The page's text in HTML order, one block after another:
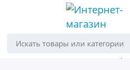
Искать товары или категории